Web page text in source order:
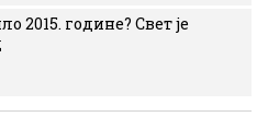
2015. године? Свет је